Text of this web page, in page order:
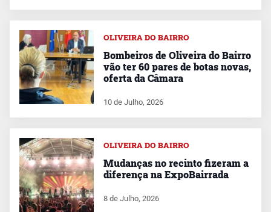
OLIVEIRA DO BAIRRO
Bombeiros de Oliveira do Bairro
vão ter 60 pares de botas novas,
oferta da Câmara
10 de Julho, 2026
OLIVEIRA DO BAIRRO
Mudanças no recinto fizeram a
diferença na ExpoBairrada
8 de Julho, 2026